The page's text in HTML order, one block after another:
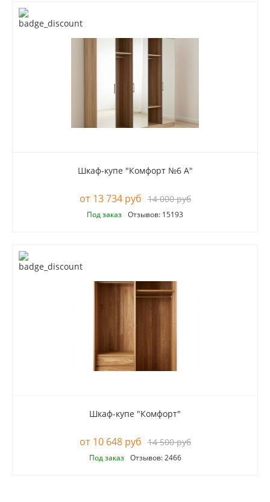
Шкаф-купе "Комфорт №6 А"
13 734 руб 14 000 руб
Под заказ Отзывов: 15193
Шкаф-купе "Комфорт"
10 648 руб 14 500 руб
Под заказ Отзывов: 2466